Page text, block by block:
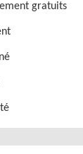
gratuits